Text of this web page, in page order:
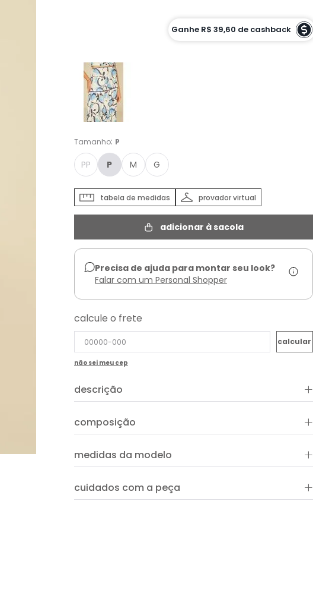
Ganhe R$ 39,60 de cashback
Tamanho: P
PP P M G
provador virtual
tabela de medidas
adicionar à sacola
Precisa de ajuda para montar seu look?
Falar com um Personal Shopper
calcule o frete
não sei meu cep
descrição +
composição +
medidas da modelo +
cuidados com a peça +